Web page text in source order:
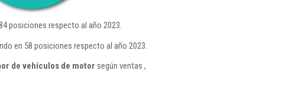
posiciones respecto al año 2023.
en 58 posiciones respecto al año 2023.
de vehículos de motor según ventas ,